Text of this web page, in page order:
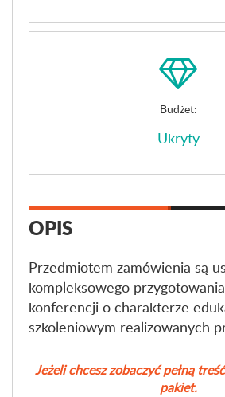
Budżet:
Ukryty
OPIS
Przedmiotem zamówienia są
kompleksowego
konferencji o charakterze
szkoleniowym realizowanych
Jeżeli chcesz zobaczyć pełną
pakiet.